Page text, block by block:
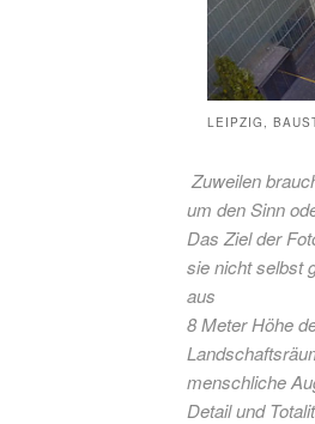
LEIPZIG,
Zuweilen
um den Sinn
Das Ziel der
sie nicht selbst
aus
8 Meter Höhe
menschliche
Detail und